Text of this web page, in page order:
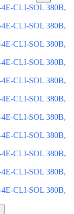
CLI-SOL 380В,
CLI-SOL 380В,
CLI-SOL 380В,
CLI-SOL 380В,
CLI-SOL 380В,
CLI-SOL 380В,
CLI-SOL 380В,
CLI-SOL 380В,
CLI-SOL 380В,
CLI-SOL 380В,
CLI-SOL 380В,